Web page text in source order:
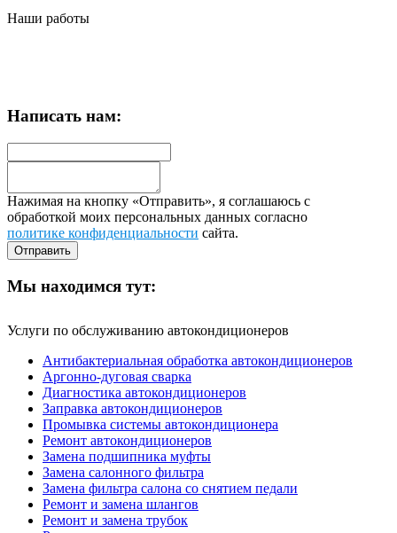
Наши работы
Написать нам:
Нажимая на кнопку «Отправить», я соглашаюсь с
обработкой моих персональных данных согласно
политике конфиденциальности сайта.
Мы находимся тут:
Услуги по обслуживанию автокондиционеров
Антибактериальная обработка автокондиционеров
Аргонно-дуговая сварка
Диагностика автокондиционеров
Заправка автокондиционеров
Промывка системы автокондиционера
Ремонт автокондиционеров
Замена подшипника муфты
Замена салонного фильтра
Замена фильтра салона со снятием педали
Ремонт и замена шлангов
Ремонт и замена трубок